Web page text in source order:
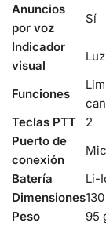
Anuncios
por voz
Sí
Indicador
visual
Funciones
Teclas PTT
2
Puerto de
conexión
Batería
Li-
Dimensiones
Peso
95